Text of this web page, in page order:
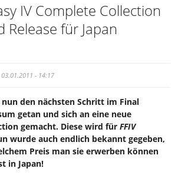
IV Complete Collection
Release für Japan
- 14:17
nun den nächsten Schritt im Final
getan und sich an eine neue
gemacht. Diese wird für FFIV
wurde auch endlich bekannt gegeben,
Preis man sie erwerben können
in Japan!